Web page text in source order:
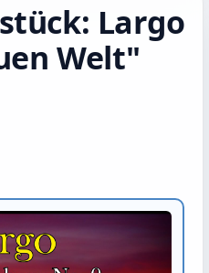
Largo
Welt"